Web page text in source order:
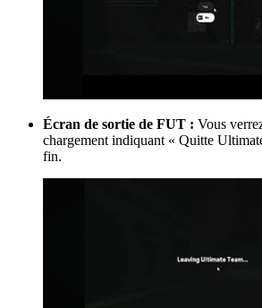
Écran de sortie de FUT : Vous
chargement indiquant « Quitte
fin.